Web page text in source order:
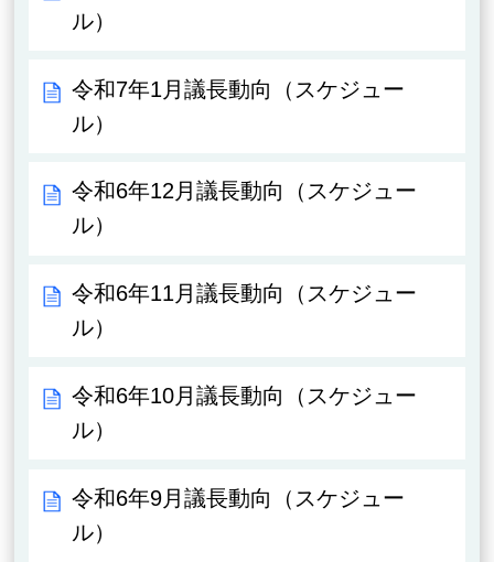
ル）
令和7年1月議長動向（スケジュー
ル）
令和6年12月議長動向（スケジュー
ル）
令和6年11月議長動向（スケジュー
ル）
令和6年10月議長動向（スケジュー
ル）
令和6年9月議長動向（スケジュー
ル）